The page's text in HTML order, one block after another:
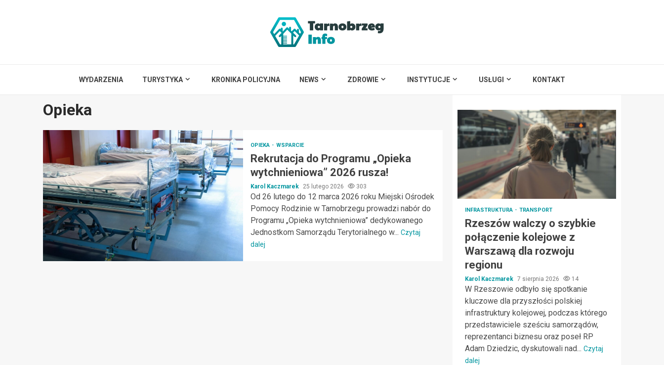
WYDARZENIA TURYSTYKA KRONIKA POLICYJNA NEWS ZDROWIE INSTYTUCJE USŁUGI KONTAKT
Opieka
OPIEKA WSPARCIE
Rekrutacja do Programu „Opieka
wytchnieniowa” 2026 rusza!
Karol Kaczmarek 25 lutego 2026 303
Od 26 lutego do 12 marca 2026 roku Miejski Ośrodek
Pomocy Rodzinie w Tarnobrzegu prowadzi nabór do
Programu „Opieka wytchnieniowa” dedykowanego
Jednostkom Samorządu Terytorialnego w... Czytaj
dalej
INFRASTRUKTURA TRANSPORT
Rzeszów walczy o szybkie
połączenie kolejowe z
Warszawą dla rozwoju
regionu
Karol Kaczmarek 7 sierpnia 2026 14
W Rzeszowie odbyło się spotkanie
kluczowe dla przyszłości polskiej
infrastruktury kolejowej, podczas którego
przedstawiciele sześciu samorządów,
reprezentanci biznesu oraz poseł RP
Adam Dziedzic, dyskutowali nad... Czytaj
dalej